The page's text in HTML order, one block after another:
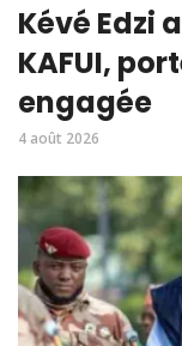
Kévé Edzi
KAFUI,
engagée
4 août 2026